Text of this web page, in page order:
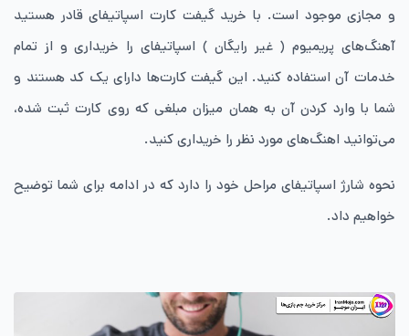
و مجازی موجود است. با خرید گیفت کارت اسپاتیفای قادر هستید
آهنگ‌های پریمیوم ( غیر رایگان ) اسپاتیفای را خریداری و از تمام
خدمات آن استفاده کنید. این گیفت کارت‌ها دارای یک کد هستند و
شما با وارد کردن آن به همان میزان مبلغی که روی کارت ثبت شده،
می‌توانید اهنگ‌های مورد نظر را خریداری کنید.
نحوه شارژ اسپاتیفای مراحل خود را دارد که در ادامه برای شما توضیح
خواهیم داد.